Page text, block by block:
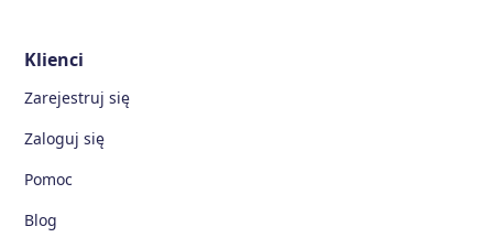
Klienci
Zarejestruj się
Zaloguj się
Pomoc
Blog